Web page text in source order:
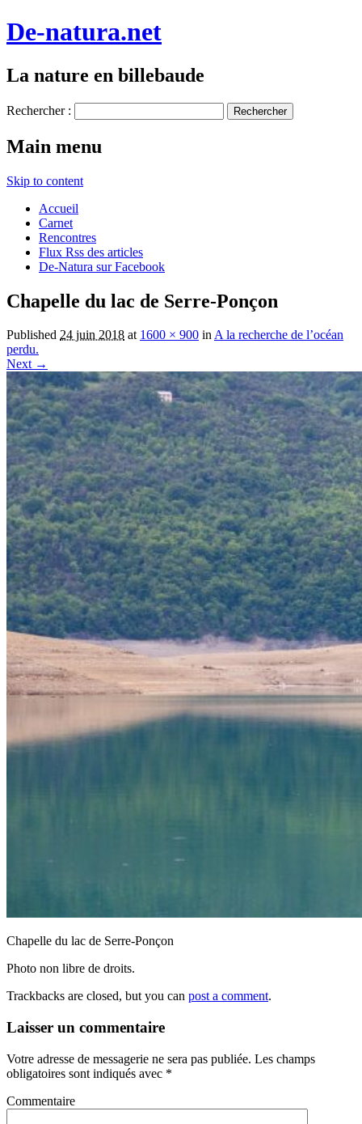
De-natura.net
La nature en billebaude
Rechercher :
Main menu
Skip to content
Accueil
Carnet
Rencontres
Flux Rss des articles
De-Natura sur Facebook
Chapelle du lac de Serre-Ponçon
Published 24 juin 2018 at 1600 × 900 inA la recherche de l’océan
perdu.
Next →
Chapelle du lac de Serre-Ponçon
Photo non libre de droits.
Trackbacks are closed, but you can post a comment.
Laisser un commentaire
Votre adresse de messagerie ne sera pas publiée. Les champs
obligatoires sont indiqués avec *
Commentaire